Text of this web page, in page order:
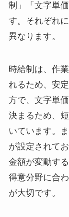
制」「文字単
す。それぞれ
異なります。
時給制は、作
れるため、安
方で、文字単
決まるため、
いています。
が設定されて
金額が変動す
得意分野に合
が大切です。